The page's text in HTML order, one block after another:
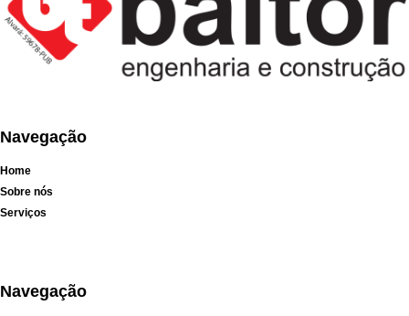
Navegação
Home
Sobre nós
Serviços
Navegação